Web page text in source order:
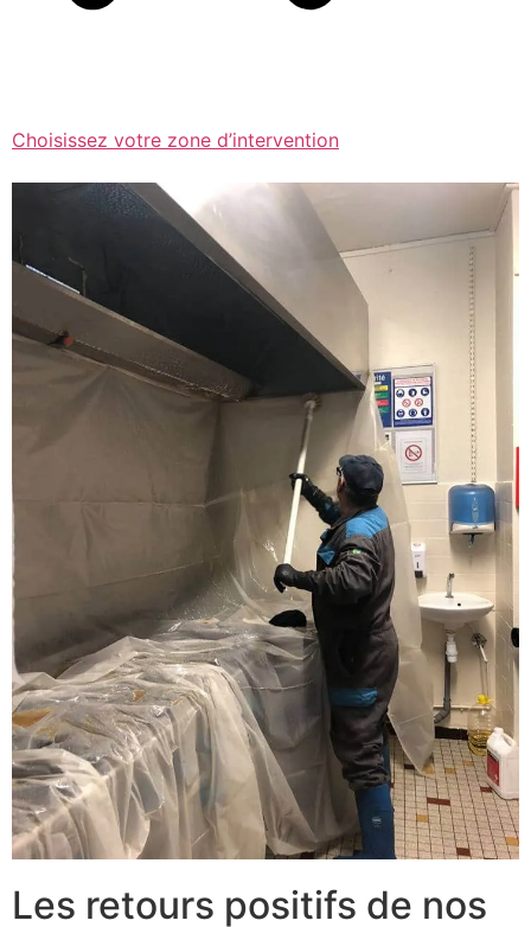
Choisissez votre zone d’intervention
Les retours positifs de nos